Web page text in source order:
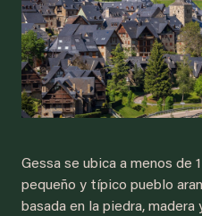
Gessa se ubica a menos de
pequeño y típico pueblo
basada en la piedra, madera